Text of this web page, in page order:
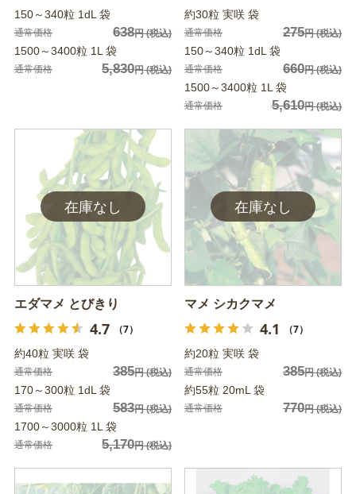
150～340粒 1dL 袋
通常価格 638円(税込)
1500～3400粒 1L 袋
通常価格 5,830円(税込)
約30粒 実咲 袋
通常価格 275円(税込)
150～340粒 1dL 袋
通常価格 660円(税込)
1500～3400粒 1L 袋
通常価格 5,610円(税込)
エダマメ とびきり
4.7 （7）
約40粒 実咲 袋
通常価格 385円(税込)
170～300粒 1dL 袋
通常価格 583円(税込)
1700～3000粒 1L 袋
通常価格 5,170円(税込)
マメ シカクマメ
4.1 （7）
約20粒 実咲 袋
通常価格 385円(税込)
約55粒 20mL 袋
通常価格 770円(税込)